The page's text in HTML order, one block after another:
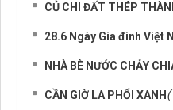
CỦ CHI ĐẤT THÉP
28.6 Ngày Gia đình Việt
NHÀ BÈ NƯỚC CHẢY
CẦN GIỜ LA PHỔI XANH